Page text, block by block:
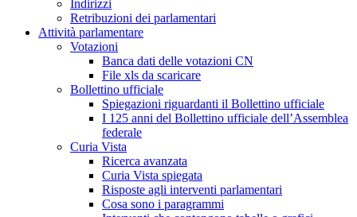
Indirizzi
Retribuzioni dei parlamentari
Attività parlamentare
Votazioni
Banca dati delle votazioni CN
File xls da scaricare
Bollettino ufficiale
Spiegazioni riguardanti il Bollettino ufficiale
I 125 anni del Bollettino ufficiale dell’Assemblea
federale
Curia Vista
Ricerca avanzata
Curia Vista spiegata
Risposte agli interventi parlamentari
Cosa sono i paragrammi